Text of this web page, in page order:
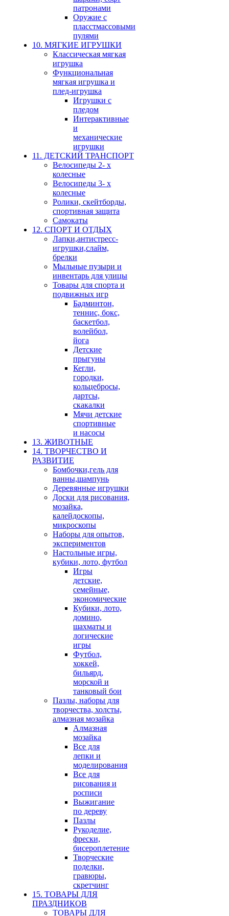
патронами
Оружие с
пласстмассовыми
пулями
10. МЯГКИЕ ИГРУШКИ
Классическая мягкая
игрушка
Функциональная
мягкая игрушка и
плед-игрушка
Игрушки с
пледом
Интерактивные
и
механические
игрушки
11. ДЕТСКИЙ ТРАНСПОРТ
Велосипеды 2- х
колесные
Велосипеды 3- х
колесные
Ролики, скейтборды,
спортивная защита
Самокаты
12. СПОРТ И ОТДЫХ
Лапки,антистресс-
игрушки,слайм,
брелки
Мыльные пузыри и
инвентарь для улицы
Товары для спорта и
подвижных игр
Бадминтон,
теннис, бокс,
баскетбол,
волейбол,
йога
Детские
прыгуны
Кегли,
городки,
кольцебросы,
дартсы,
скакалки
Мячи детские
спортивные
и насосы
13. ЖИВОТНЫЕ
14. ТВОРЧЕСТВО И
РАЗВИТИЕ
Бомбочки,гель для
ванны,шампунь
Деревянные игрушки
Доски для рисования,
мозайка,
калейдоскопы,
микроскопы
Наборы для опытов,
экспериментов
Настольные игры,
кубики, лото, футбол
Игры
детские,
семейные,
экономические
Кубики, лото,
домино,
шахматы и
логические
игры
Футбол,
хоккей,
бильярд,
морской и
танковый бои
Пазлы, наборы для
творчества, холсты,
алмазная мозайка
Алмазная
мозайка
Все для
лепки и
моделирования
Все для
рисования и
росписи
Выжигание
по дереву
Пазлы
Рукоделие,
фрески,
бисероплетение
Творческие
поделки,
гравюры,
скретчинг
15. ТОВАРЫ ДЛЯ
ПРАЗДНИКОВ
ТОВАРЫ ДЛЯ